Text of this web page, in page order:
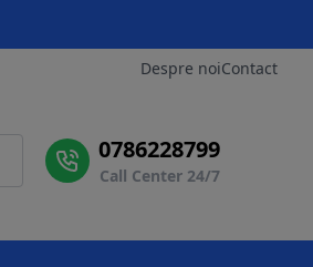
Despre noiContact
0786228799
Call Center 24/7